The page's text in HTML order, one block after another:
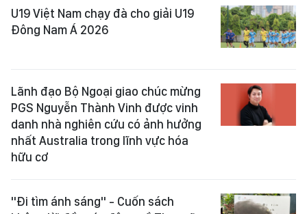
U19 Việt Nam chạy đà cho giải U19
Đông Nam Á 2026
Lãnh đạo Bộ Ngoại giao chúc mừng
PGS Nguyễn Thành Vinh được vinh
danh nhà nghiên cứu có ảnh hưởng
nhất Australia trong lĩnh vực hóa
hữu cơ
"Đi tìm ánh sáng" - Cuốn sách